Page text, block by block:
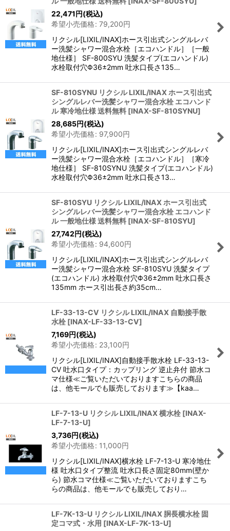
22,471円(税込)
希望小売価格: 79,200円
リクシル[LIXIL/INAX]ホース引出式シングルレバ
ー洗髪シャワー混合水栓［エコハンドル］［一般
地仕様］ SF-800SYU 洗髪タイプ(エコハンドル)
水栓取付穴Φ36±2mm 吐水口長さ135…
SF-810SYNU リクシル LIXIL/INAX ホース引出式
シングルレバー洗髪シャワー混合水栓 エコハンド
ル 寒冷地仕様 送料無料 [INAX-SF-810SYNU]
28,685円(税込)
希望小売価格: 97,900円
リクシル[LIXIL/INAX]ホース引出式シングルレバ
ー洗髪シャワー混合水栓［エコハンドル］［寒冷
地仕様］ SF-810SYNU 洗髪タイプ(エコハンドル)
水栓取付穴Φ36±2mm 吐水口長さ13…
SF-810SYU リクシル LIXIL/INAX ホース引出式
シングルレバー洗髪シャワー混合水栓 エコハンド
ル 一般地仕様 送料無料 [INAX-SF-810SYU]
27,742円(税込)
希望小売価格: 94,600円
リクシル[LIXIL/INAX]ホース引出式シングルレバ
ー洗髪シャワー混合水栓 SF-810SYU 洗髪タイプ
(エコハンドル) 水栓取付穴Φ36±2mm 吐水口長さ
135mm ホース引出長さ約35cm…
LF-33-13-CV リクシル LIXIL/INAX 自動接手散
水栓 [INAX-LF-33-13-CV]
7,169円(税込)
希望小売価格: 23,100円
リクシル[LIXIL/INAX]自動接手散水栓 LF-33-13-
CV 吐水口タイプ：カップリング 逆止弁付 節水コ
マ仕様≪ご覧いただいておりますこちらの商品
は、他モールでも販売しております≫【kaa…
LF-7-13-U リクシル LIXIL/INAX 横水栓 [INAX-
LF-7-13-U]
3,736円(税込)
希望小売価格: 11,000円
リクシル[LIXIL/INAX]横水栓 LF-7-13-U 寒冷地仕
様 吐水口タイプ整流 吐水口長さ固定80mm(壁か
ら) 節水コマ仕様≪ご覧いただいておりますこち
らの商品は、他モールでも販売しており…
LF-7K-13-U リクシル LIXIL/INAX 胴長横水栓 固
定コマ式・水用 [INAX-LF-7K-13-U]